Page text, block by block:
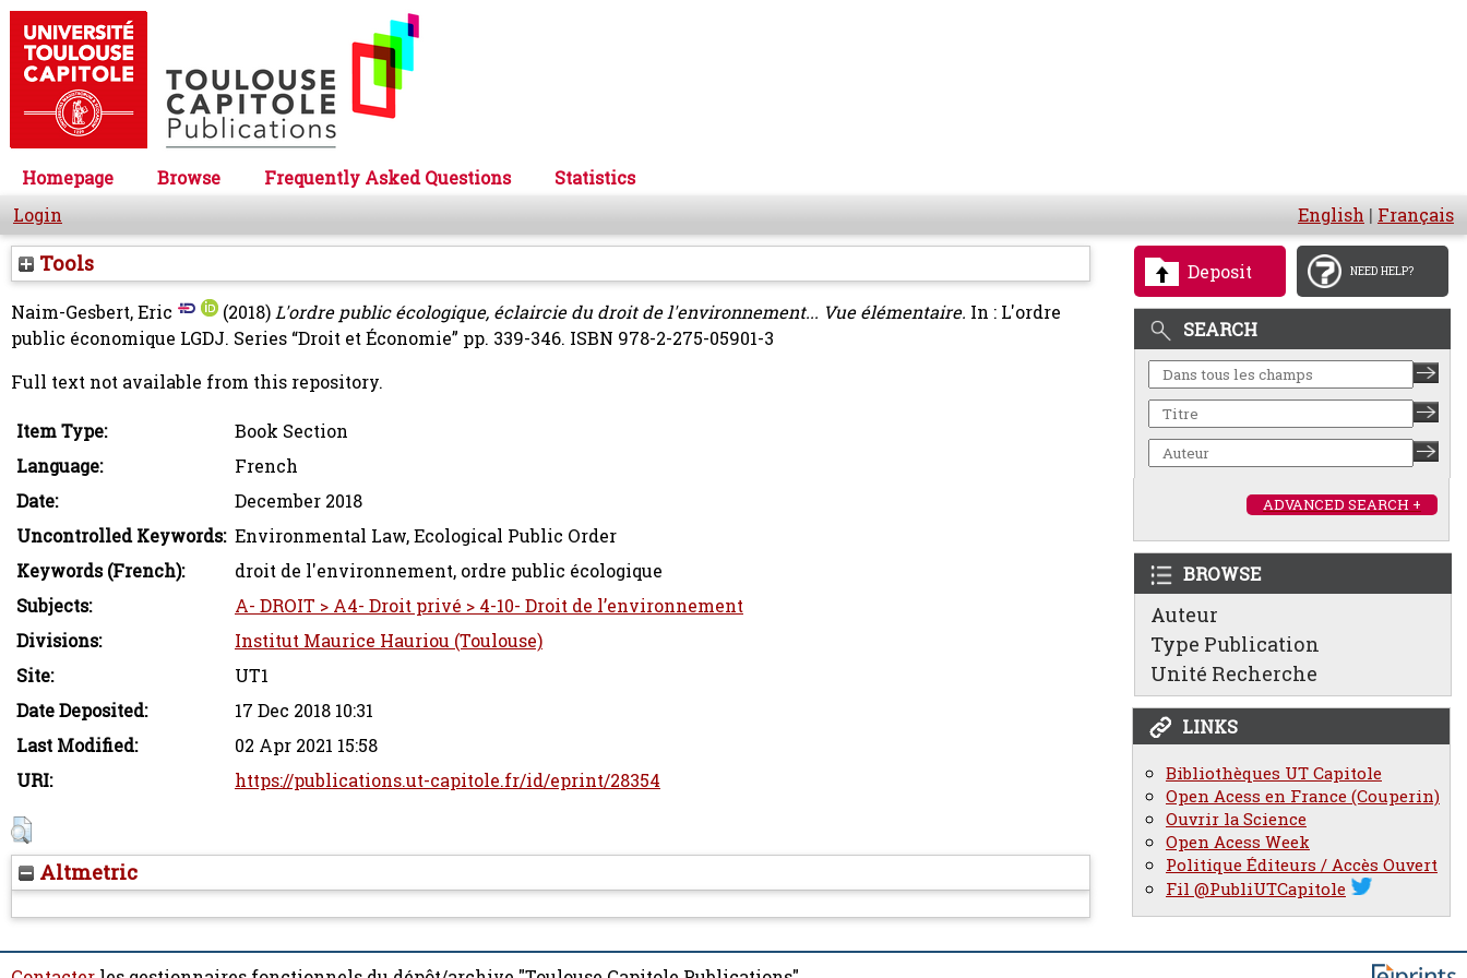
Homepage Browse Frequently Asked Questions
Statistics
Login
English | Français
Deposit NEED HELP?
SEARCH
ADVANCED SEARCH +
BROWSE
Auteur
Type Publication
Unité Recherche
LINKS
Bibliothèques UT Capitole
Open Acess en France (Couperin)
Ouvrir la Science
Open Acess Week
Politique Éditeurs / Accès Ouvert
Fil @PubliUTCapitole
Tools
Naim-Gesbert, Eric (2018)L'ordre public écologique, éclaircie du droit de l'environnement... Vue élémentaire. In : L'ordre
public économique LGDJ. Series “Droit et Économie” pp. 339-346. ISBN 978-2-275-05901-3
Full text not available from this repository.
Item Type:
Book Section
Language:
French
Date:
December 2018
Uncontrolled Keywords: Environmental Law, Ecological Public Order
Keywords (French):
droit de l'environnement, ordre public écologique
Subjects:
A- DROIT > A4- Droit privé > 4-10- Droit de l’environnement
Divisions:
Institut Maurice Hauriou (Toulouse)
Site:
UT1
Date Deposited:
17 Dec 2018 10:31
Last Modified:
02 Apr 2021 15:58
URI:
https://publications.ut-capitole.fr/id/eprint/28354
Altmetric